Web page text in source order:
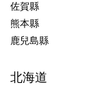
佐賀縣
熊本縣
鹿兒島縣
北海道